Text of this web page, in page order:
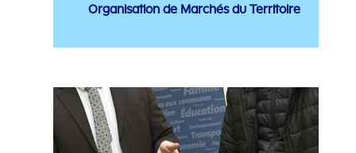
Organisation de Marchés du Territoire